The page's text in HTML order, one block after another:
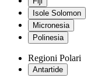
Isole Solomon
Micronesia
Polinesia
Regioni Polari
Antartide